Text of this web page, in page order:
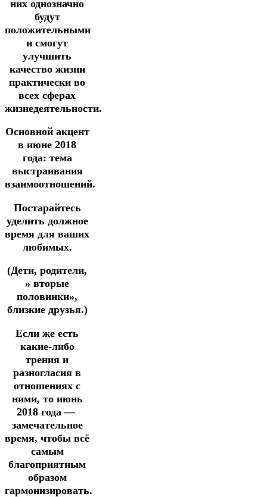
них однозначно
будут
положительными
и смогут
улучшить
качество жизни
практически во
всех сферах
жизнедеятельности.
Основной акцент
в июне 2018
года: тема
выстраивания
взаимоотношений.
Постарайтесь
уделить должное
время для ваших
любимых.
(Дети, родители,
» вторые
половинки»,
близкие друзья.)
Если же есть
какие-либо
трения и
разногласия в
отношениях с
ними, то июнь
2018 года —
замечательное
время, чтобы всё
самым
благоприятным
образом
гармонизировать.